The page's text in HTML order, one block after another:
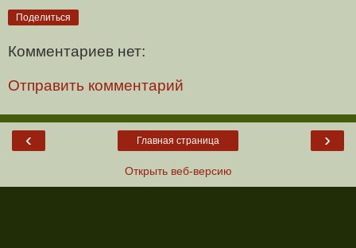
Поделиться
Комментариев нет:
Отправить комментарий
‹ ›
Главная страница
Открыть веб-версию